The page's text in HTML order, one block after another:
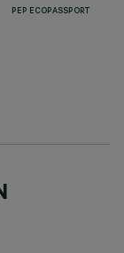
PEP ECOPASSPORT